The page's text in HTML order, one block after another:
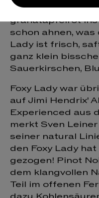
Wenn die Foxy
granatapfelrot ins
schon ahnen,
Lady ist frisch,
ganz klein
Sauerkirschen,
Foxy Lady war
auf Jimi Hendrix'
Experienced aus
merkt Sven
seiner natural
den Foxy Lady
gezogen! Pinot
dem klangvollen
Teil im offenen